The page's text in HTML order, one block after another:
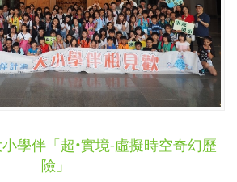
學伴「超•實境-虛擬時空奇幻歷
險」